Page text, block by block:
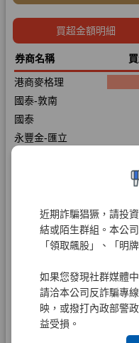
近期詐騙猖獗，請投
結或陌生群組。本公
「領取飆股」、「明
如果您發現社群媒體
請洽本公司反詐騙專
映，或撥打內政部警
益受損。